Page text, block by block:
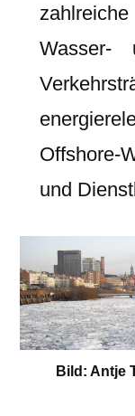
Wasser-
Offshore-
und
Bild: Antje